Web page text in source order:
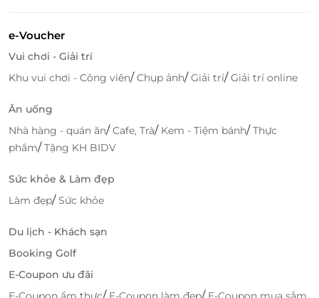
e-Voucher
Vui chơi - Giải trí
Khu vui chơi - Công viên/Chụp ảnh/Giải trí/Giải trí online
Ăn uống
Nhà hàng - quán ăn/Cafe, Trà/ Kem - Tiệm bánh/Thực
phẩm/Tặng KH BIDV
Sức khỏe & Làm đẹp
Làm đẹp/Sức khỏe
Du lịch - Khách sạn
Booking Golf
E-Coupon ưu đãi